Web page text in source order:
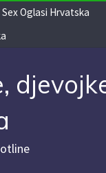
Sex Oglasi Hrvatska